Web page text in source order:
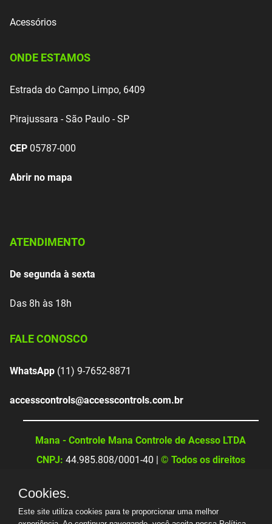
Acessórios
ONDE ESTAMOS
Estrada do Campo Limpo, 6409
Pirajussara - São Paulo - SP
CEP 05787-000
Abrir no mapa
ATENDIMENTO
De segunda à sexta
Das 8h às 18h
FALE CONOSCO
WhatsApp (11) 9-7652-8871
accesscontrols@accesscontrols.com.br
Mana - Controle Mana Controle de Acesso LTDA
CNPJ: 44.985.808/0001-40 | © Todos os direitos
Cookies.
Este site utiliza cookies para te proporcionar uma melhor